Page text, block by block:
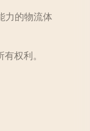
力的物流体
权利。